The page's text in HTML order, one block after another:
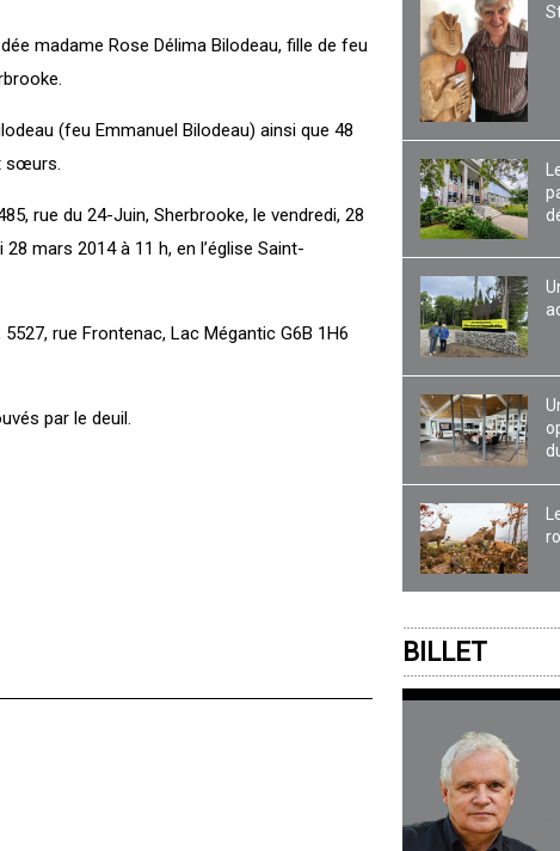
madame Rose Délima Bilodeau, fille de feu
(feu Emmanuel Bilodeau) ainsi que 48
sœurs.
rue du 24-Juin, Sherbrooke, le vendredi, 28
mars 2014 à 11 h, en l’église Saint-
rue Frontenac, Lac Mégantic G6B 1H6
par le deuil.
BILLET